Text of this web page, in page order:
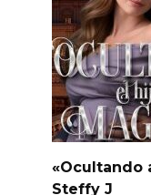
«Ocultando
Steffy J